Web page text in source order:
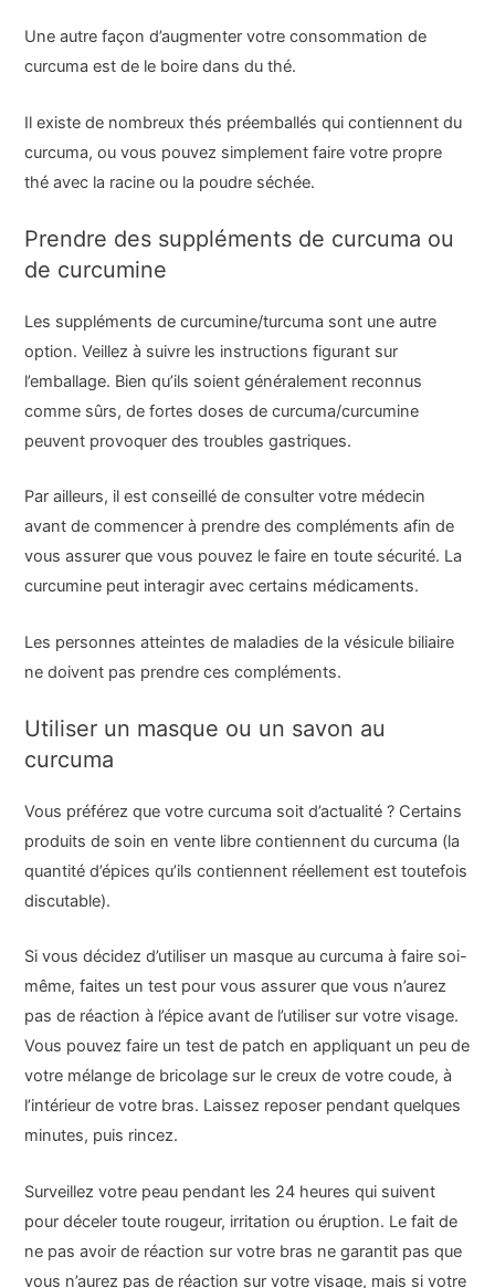
Une autre façon d’augmenter votre consommation de
curcuma est de le boire dans du thé.
Il existe de nombreux thés préemballés qui contiennent du
curcuma, ou vous pouvez simplement faire votre propre
thé avec la racine ou la poudre séchée.
Prendre des suppléments de curcuma ou
de curcumine
Les suppléments de curcumine/turcuma sont une autre
option. Veillez à suivre les instructions figurant sur
l’emballage. Bien qu’ils soient généralement reconnus
comme sûrs, de fortes doses de curcuma/curcumine
peuvent provoquer des troubles gastriques.
Par ailleurs, il est conseillé de consulter votre médecin
avant de commencer à prendre des compléments afin de
vous assurer que vous pouvez le faire en toute sécurité. La
curcumine peut interagir avec certains médicaments.
Les personnes atteintes de maladies de la vésicule biliaire
ne doivent pas prendre ces compléments.
Utiliser un masque ou un savon au
curcuma
Vous préférez que votre curcuma soit d’actualité ? Certains
produits de soin en vente libre contiennent du curcuma (la
quantité d’épices qu’ils contiennent réellement est toutefois
discutable).
Si vous décidez d’utiliser un masque au curcuma à faire soi-
même, faites un test pour vous assurer que vous n’aurez
pas de réaction à l’épice avant de l’utiliser sur votre visage.
Vous pouvez faire un test de patch en appliquant un peu de
votre mélange de bricolage sur le creux de votre coude, à
l’intérieur de votre bras. Laissez reposer pendant quelques
minutes, puis rincez.
Surveillez votre peau pendant les 24 heures qui suivent
pour déceler toute rougeur, irritation ou éruption. Le fait de
ne pas avoir de réaction sur votre bras ne garantit pas que
vous n’aurez pas de réaction sur votre visage, mais si votre